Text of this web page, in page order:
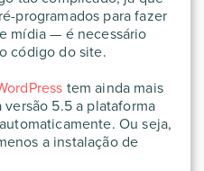
programados para fazer
mídia — é necessário
código do site.
tem ainda mais
5.5 a plataforma
Ou seja,
a instalação de